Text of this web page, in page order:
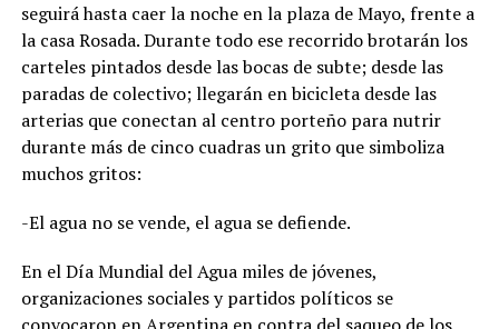
seguirá hasta caer la noche en la plaza de Mayo, frente a
la casa Rosada. Durante todo ese recorrido brotarán los
carteles pintados desde las bocas de subte; desde las
paradas de colectivo; llegarán en bicicleta desde las
arterias que conectan al centro porteño para nutrir
durante más de cinco cuadras un grito que simboliza
muchos gritos:
-El agua no se vende, el agua se defiende.
En el Día Mundial del Agua miles de jóvenes,
organizaciones sociales y partidos políticos se